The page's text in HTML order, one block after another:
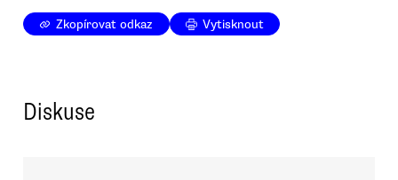
Zkopírovat odkaz Vytisknout
Diskuse